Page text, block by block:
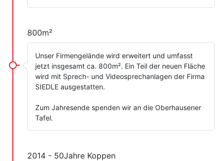
800m²
Unser Firmengelände wird erweitert und umfasst
jetzt insgesamt ca. 800m². Ein Teil der neuen Fläche
wird mit Sprech- und Videosprechanlagen der Firma
SIEDLE ausgestatten.
Zum Jahresende spenden wir an die Oberhausener
Tafel.
2014 - 50Jahre Koppen